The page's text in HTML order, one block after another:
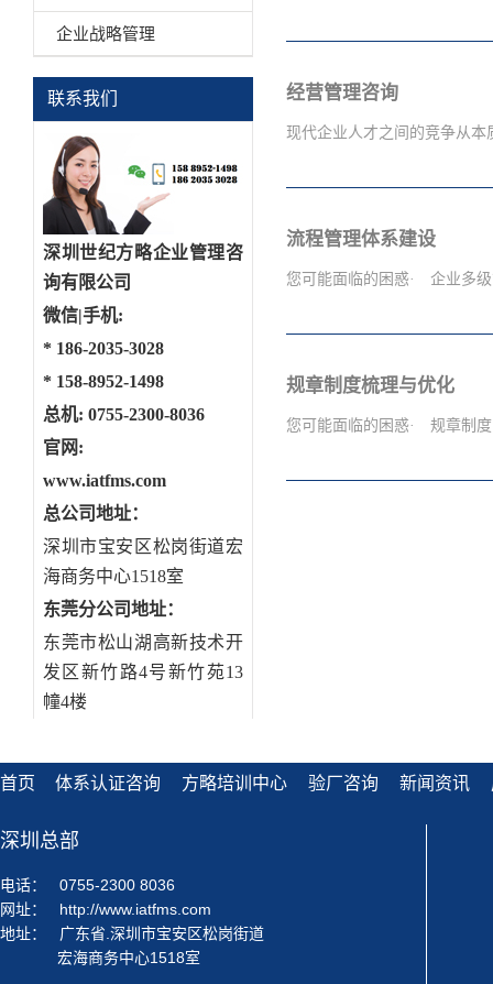
企业战略管理
联系我们
深圳世纪方略企业管理咨
询有限公司
微信|手机:
* 186-2035-3028
* 158-8952-1498
总机: 0755-2300-8036
官网:
www.iatfms.com
总公司地址：
深圳市宝安区松岗街道宏
海商务中心1518室
东莞分公司地址：
东莞市松山湖高新技术开
发区新竹路4号新竹苑13
幢4楼
财富。"合适人的"不是培养出
力资源的获取与配置系
能定位、职责与权限划
的转化。如何获得、使用、
资源规划系统"模块是企业战
企业通过有效的人力资源规
统“模块提供以下服务：
— 各类人力资源投入时机
经营管理咨询
现代企业人才之间的竞争从
头、脚痛医脚，易患"改革多
的形成与保持。因此，人力
系统的深入认识，它决定了
如何来激发人的内在潜能，
人力资源管理系统”的理
流程管理体系建设
您可能面临的困惑· 企业多
性的业务管理流程指导文件
础管理的任务十分繁重……世
针对主要业务模块，以管理
规章制度梳理与优化
您可能面临的困惑· 规章制
首页 体系认证咨询 方略培训中心 验厂咨询 新闻资讯
深圳总部
电话：
0755-2300 8036
网址：
http://www.iatfms.com
地址：
广东省.深圳市宝安区松岗街道
宏海商务中心1518室